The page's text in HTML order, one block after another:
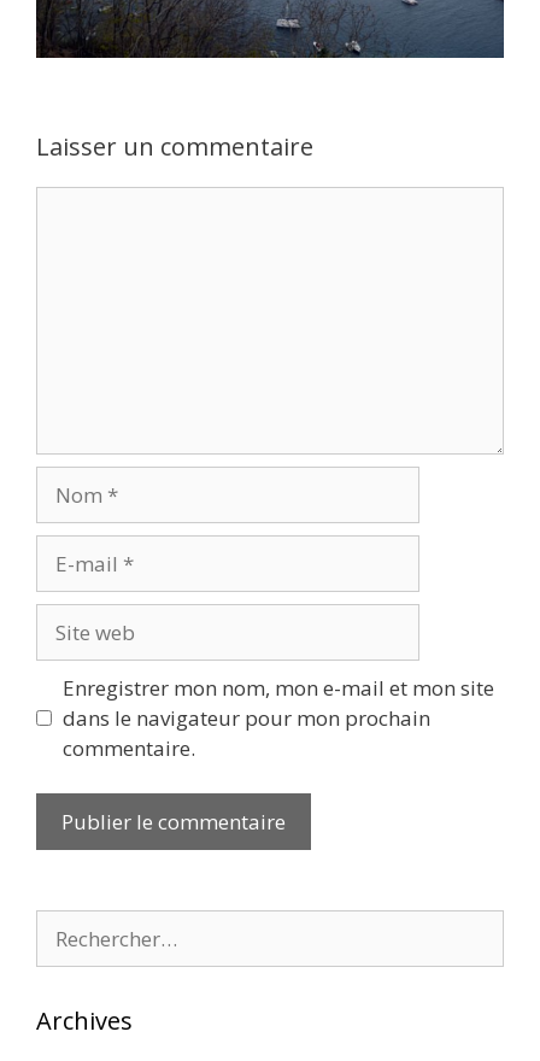
Laisser un commentaire
mail
web
Enregistrer mon nom, mon e-mail et mon site
dans le navigateur pour mon prochain
commentaire.
Archives